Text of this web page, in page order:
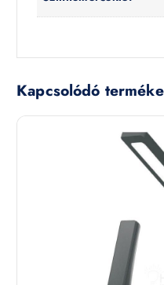
Kapcsolódó